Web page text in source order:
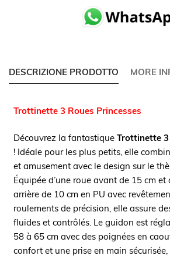
DESCRIZIONE PRODOTTO MORE
Trottinette 3 Roues Princesses
Découvrez la fantastique Trottinette 3
! Idéale pour les plus petits, elle
et amusement avec le design sur le
Équipée d’une roue avant de 15 cm et
arrière de 10 cm en PU avec
roulements de précision, elle assure
fluides et contrôlés. Le guidon est
58 à 65 cm avec des poignées en
confort et une prise en main